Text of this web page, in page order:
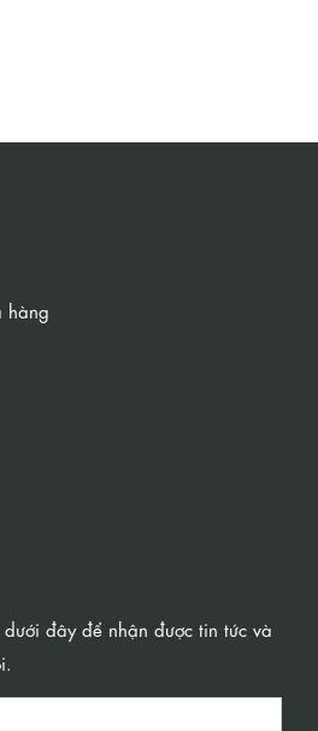
hàng
đây để nhận được tin tức và